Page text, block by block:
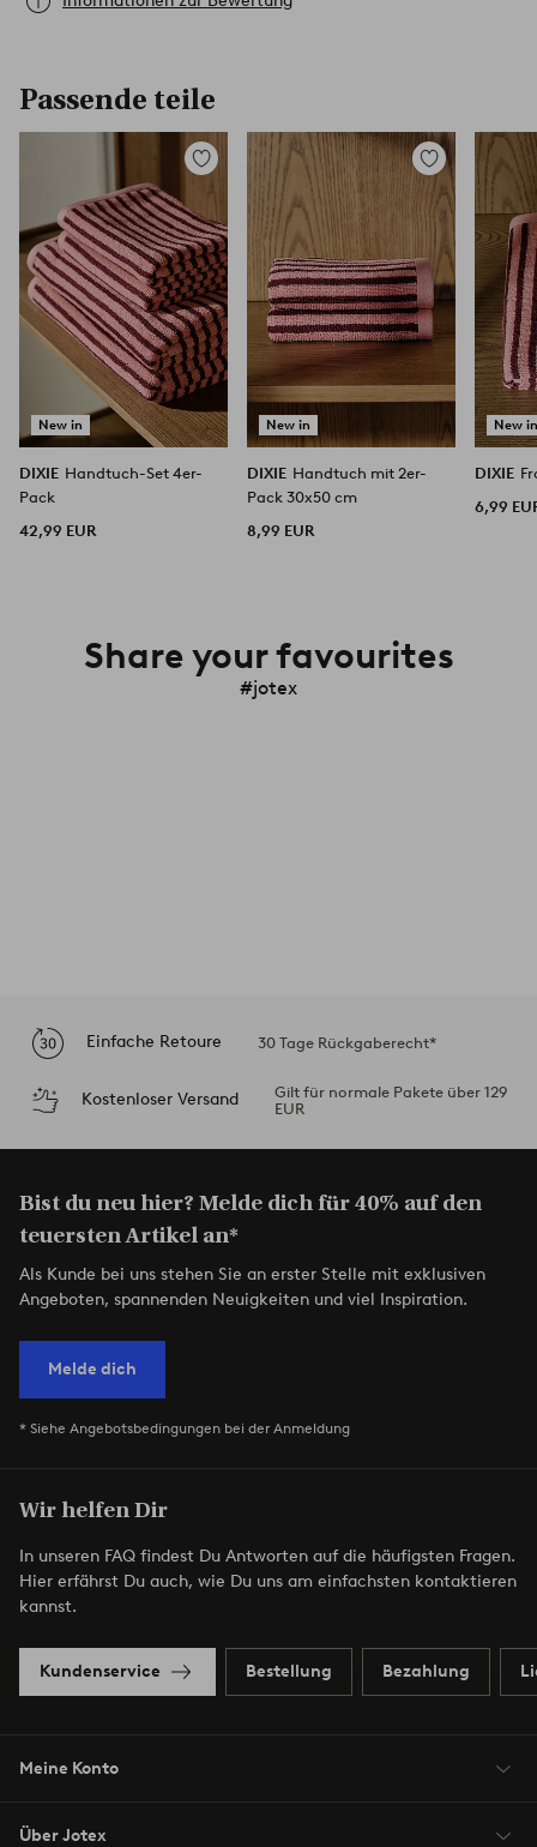
Passende teile
New in
Zu
hinzufügen
DIXIE Handtuch-Set 4er-
Pack
42,99 EUR
New in
Zu
Favoriten
hinzufügen
DIXIE Handtuch mit 2er-
Pack 30x50 cm
8,99 EUR
New
DIXIE
6,99
Share your favourites
#jotex
Einfache Retoure 30 Tage Rückgaberecht*
Kostenloser Versand
Gilt für normale Pakete über 129
EUR
Bist du neu hier? Melde dich für 40% auf den
teuersten Artikel an*
Als Kunde bei uns stehen Sie an erster Stelle mit exklusiven
Angeboten, spannenden Neuigkeiten und viel Inspiration.
Melde dich
* Siehe Angebotsbedingungen bei der Anmeldung
Wir helfen Dir
In unseren FAQ findest Du Antworten auf die häufigsten Fragen.
Hier erfährst Du auch, wie Du uns am einfachsten kontaktieren
kannst.
Kundenservice Bestellung Bezahlung
Meine Konto
Über Jotex